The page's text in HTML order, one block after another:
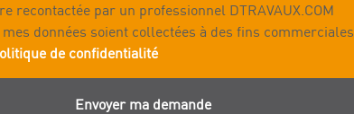
recontactée par un professionnel DTRAVAUX.COM
mes données soient collectées à des fins commerciales
de confidentialité
Envoyer ma demande